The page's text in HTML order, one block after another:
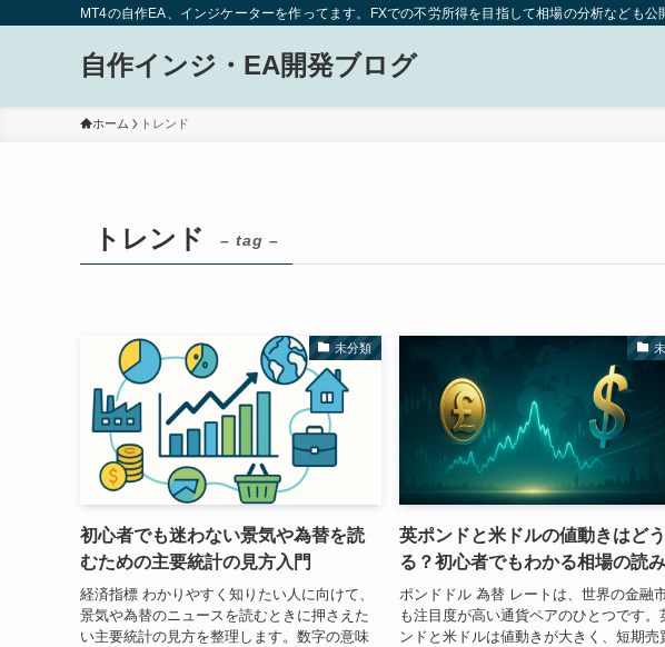
MT4の自作EA、インジケーターを作ってます。FXでの不労所得を目指して相場の分析なども公
自作インジ・EA開発ブログ
ホーム トレンド
トレンド – tag –
未分類
初心者でも迷わない景気や為替を読
むための主要統計の見方入門
経済指標 わかりやすく知りたい人に向けて、
景気や為替のニュースを読むときに押さえた
い主要統計の見方を整理します。数字の意味
英ポンドと米ドルの値動きはど
る？初心者でもわかる相場の読
ポンドドル 為替 レートは、世界の金融
も注目度が高い通貨ペアのひとつです。
ンドと米ドルは値動きが大きく、短期売